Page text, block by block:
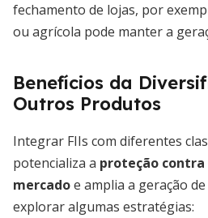
fechamento de lojas, por
ou agrícola pode manter a
Benefícios da
Outros Produtos
Integrar FIIs com diferentes
potencializa a proteção contra
mercadoe amplia a geração
explorar algumas estratégias: